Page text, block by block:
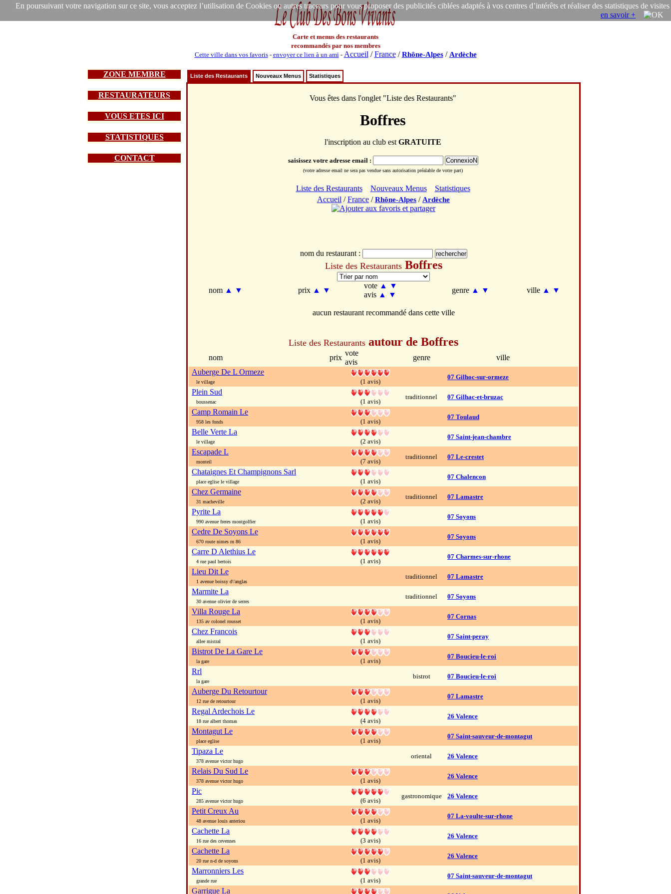
En poursuivant votre navigation sur ce site, vous acceptez l’utilisation de Cookies ou autres traceurs pour vous proposer des publicités ciblées adaptés à vos centres d’intérêts et réaliser des statistiques de visites
en savoir +
Carte et menus des restaurants
recommandés par nos membres
Cette ville dans vos favoris- envoyer ce lien à un ami- Accueil /France/Rhône-Alpes/ Ardèche
ZONE MEMBRE
RESTAURATEURS
VOUS ETES ICI
STATISTIQUES
CONTACT
Liste des Restaurants Nouveaux Menus Statistiques
Vous êtes dans l'onglet "Liste des Restaurants"
Boffres
l'inscription au club est GRATUITE
saisissez votre adresse email :
(votre adresse email ne sera pas vendue sans autorisation préalable de votre part)
Liste des Restaurants Nouveaux Menus
Statistiques
Accueil /France /Rhône-Alpes / Ardèche
nom du restaurant :
Liste des Restaurants Boffres
nom ▲ ▼ prix ▲ ▼
vote ▲
▼
avis ▲ ▼
genre ▲ ▼ ville ▲ ▼
aucun restaurant recommandé dans cette ville
Liste des Restaurants autour de Boffres
nom prix
vote
avis
genre
ville
Auberge De L Ormeze
le village (1 avis)
07 Gilhoc-sur-ormeze
Plein Sud
boussenac (1 avis)
traditionnel 07 Gilhac-et-bruzac
Camp Romain Le
958 les fonds (1 avis)
07 Toulaud
Belle Verte La
le village (2 avis)
07 Saint-jean-chambre
Escapade L
monteil (7 avis)
traditionnel 07 Le-crestet
Chataignes Et Champignons Sarl
place eglise le village (1 avis)
07 Chalencon
Chez Germaine
31 macheville (2 avis)
traditionnel 07 Lamastre
Pyrite La
990 avenue freres montgolfier (1 avis)
07 Soyons
Cedre De Soyons Le
670 route nimes rn 86 (1 avis)
07 Soyons
Carre D Alethius Le
4 rue paul bertois (1 avis)
07 Charmes-sur-rhone
Lieu Dit Le
1 avenue boissy d\'anglas
traditionnel 07 Lamastre
Marmite La
30 avenue olivier de serres
traditionnel 07 Soyons
Villa Rouge La
135 av colonel rousset (1 avis)
07 Cornas
Chez Francois
allee mistral (1 avis)
07 Saint-peray
Bistrot De La Gare Le
la gare (1 avis)
07 Boucieu-le-roi
Rrl
la gare
bistrot 07 Boucieu-le-roi
Auberge Du Retourtour
12 rue de retourtour (1 avis)
07 Lamastre
Regal Ardechois Le
18 rue albert thomas (4 avis)
26 Valence
Montagut Le
place eglise (1 avis)
07 Saint-sauveur-de-montagut
Tipaza Le
378 avenue victor hugo
oriental 26 Valence
Relais Du Sud Le
378 avenue victor hugo (1 avis)
26 Valence
Pic
285 avenue victor hugo (6 avis)
gastronomique 26 Valence
Petit Creux Au
48 avenue louis anteriou (1 avis)
07 La-voulte-sur-rhone
Cachette La
16 rue des cevennes (3 avis)
26 Valence
Cachette La
20 rue n-d de soyons (1 avis)
26 Valence
Marronniers Les
grande rue (1 avis)
07 Saint-sauveur-de-montagut
Garrigue La